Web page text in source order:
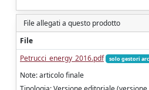
File allegati a questo prodotto
File
Petrucci_energy_2016.pdf
solo gestori
Note: articolo finale